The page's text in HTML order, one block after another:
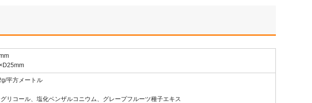
平方メートル
リコール、塩化ベンザルコニウム、グレープフルーツ種子エキス